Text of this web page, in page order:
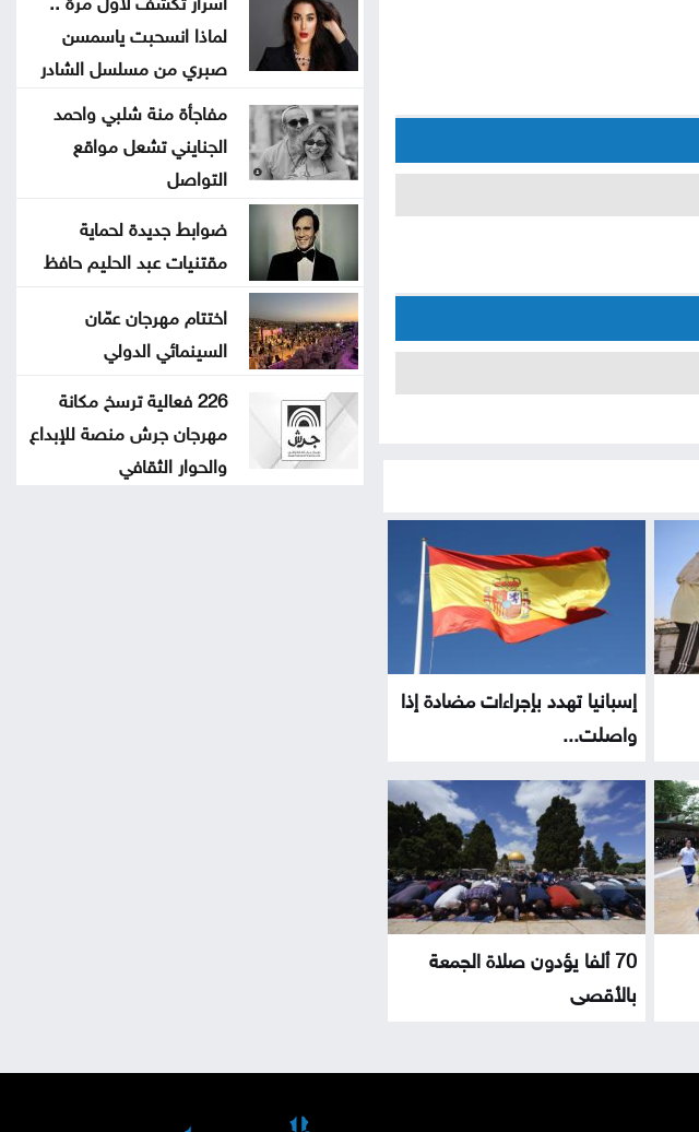
إسبانيا تهدد بإجراءات مضادة إذا
واصلت...
70 ألفا يؤدون صلاة الجمعة
بالأقصى
لماذا انسحبت ياسمسن
صبري من مسلسل الشادر
مفاجأة منة شلبي واحمد
الجنايني تشعل مواقع
التواصل
ضوابط جديدة لحماية
مقتنيات عبد الحليم حافظ
اختتام مهرجان عمّان
السينمائي الدولي
226 فعالية ترسخ مكانة
مهرجان جرش منصة للإبداع
والحوار الثقافي